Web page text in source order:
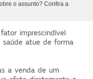
o assunto? Confira a
imprescindível
saúde atue de forma
a venda de um